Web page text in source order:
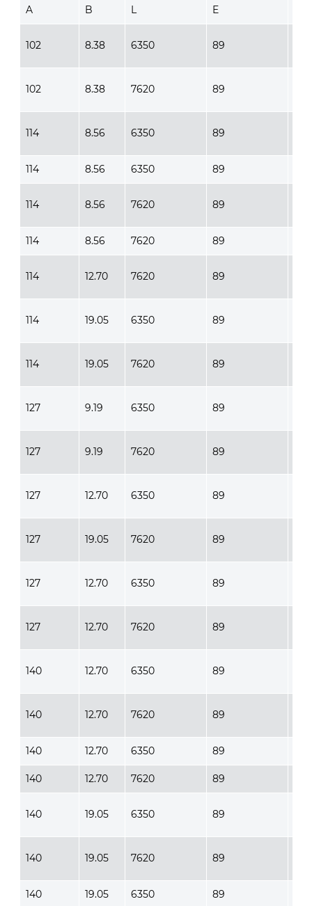
A B L E
102 8.38 6350 89
102 8.38 7620 89
114 8.56 6350 89
114 8.56 6350 89
114 8.56 7620 89
114 8.56 7620 89
114 12.70 7620 89
114 19.05 6350 89
114 19.05 7620 89
127 9.19 6350 89
127 9.19 7620 89
127 12.70 6350 89
127 19.05 7620 89
127 12.70 6350 89
127 12.70 7620 89
140 12.70 6350 89
140 12.70 7620 89
140 12.70 6350 89
140 12.70 7620 89
140 19.05 6350 89
140 19.05 7620 89
140 19.05 6350 89